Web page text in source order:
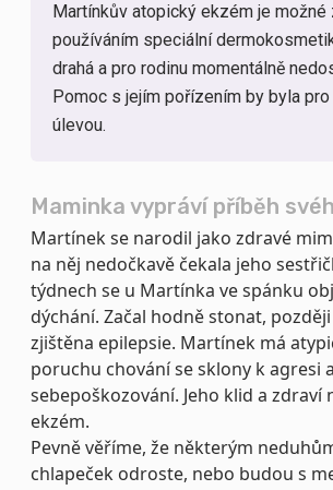
Martínkův atopický ekzém je možné
používáním speciální
drahá a pro rodinu momentálně
Pomoc s jejím pořízením by byla
úlevou.
Maminka vypráví příběh
Martínek se narodil jako zdravé
na něj nedočkavě čekala jeho
týdnech se u Martínka ve spánku
dýchání. Začal hodně stonat,
zjištěna epilepsie. Martínek má
poruchu chování se sklony k agresi a
sebepoškozování. Jeho klid a zdraví
ekzém.
Pevně věříme, že některým
chlapeček odroste, nebo budou s